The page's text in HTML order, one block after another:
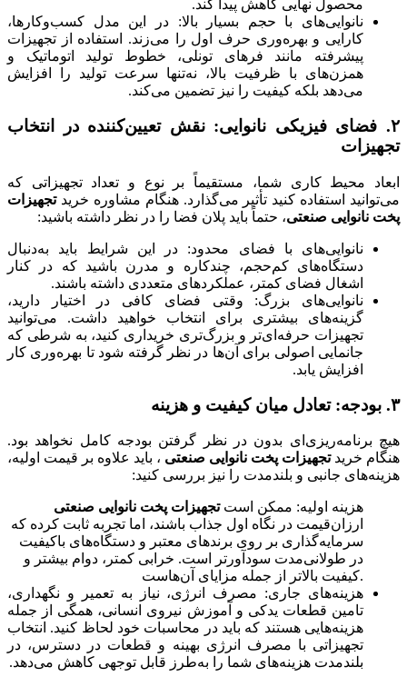
محصول نهایی کاهش پیدا کند.
نانوایی‌های با حجم بسیار بالا: در این مدل کسب‌وکارها،
کارایی و بهره‌وری حرف اول را می‌زند. استفاده از تجهیزات
پیشرفته مانند فرهای تونلی، خطوط تولید اتوماتیک و
همزن‌های با ظرفیت بالا، نه‌تنها سرعت تولید را افزایش
می‌دهد بلکه کیفیت را نیز تضمین می‌کند.
۲. فضای فیزیکی نانوایی: نقش تعیین‌کننده در انتخاب
تجهیزات
ابعاد محیط کاری شما، مستقیماً بر نوع و تعداد تجهیزاتی که
می‌توانید استفاده کنید تأثیر می‌گذارد. هنگام مشاوره خریدتجهیزات
پخت نانوایی صنعتی، حتماً باید پلان فضا را در نظر داشته باشید:
نانوایی‌های با فضای محدود: در این شرایط باید به‌دنبال
دستگاه‌های کم‌حجم، چندکاره و مدرن باشید که در کنار
اشغال فضای کمتر، عملکردهای متعددی داشته باشند.
نانوایی‌های بزرگ: وقتی فضای کافی در اختیار دارید،
گزینه‌های بیشتری برای انتخاب خواهید داشت. می‌توانید
تجهیزات حرفه‌ای‌تر و بزرگ‌تری خریداری کنید، به شرطی که
جانمایی اصولی برای آن‌ها در نظر گرفته شود تا بهره‌وری کار
افزایش یابد.
۳. بودجه: تعادل میان کیفیت و هزینه
هیچ برنامه‌ریزی‌ای بدون در نظر گرفتن بودجه کامل نخواهد بود.
هنگام خریدتجهیزات پخت نانوایی صنعتی ، باید علاوه بر قیمت اولیه،
هزینه‌های جانبی و بلندمدت را نیز بررسی کنید:
هزینه اولیه: ممکن استتجهیزات پخت نانوایی صنعتی
ارزان‌قیمت در نگاه اول جذاب باشند، اما تجربه ثابت کرده که
سرمایه‌گذاری بر روی برندهای معتبر و دستگاه‌های باکیفیت
در طولانی‌مدت سودآورتر است. خرابی کمتر، دوام بیشتر و
کیفیت بالاتر از جمله مزایای آن‌هاست.
هزینه‌های جاری: مصرف انرژی، نیاز به تعمیر و نگهداری،
تامین قطعات یدکی و آموزش نیروی انسانی، همگی از جمله
هزینه‌هایی هستند که باید در محاسبات خود لحاظ کنید. انتخاب
تجهیزاتی با مصرف انرژی بهینه و قطعات در دسترس، در
بلندمدت هزینه‌های شما را به‌طرز قابل توجهی کاهش می‌دهد.